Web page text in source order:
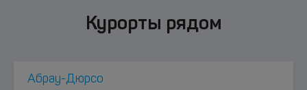
Курорты рядом
Абрау-Дюрсо